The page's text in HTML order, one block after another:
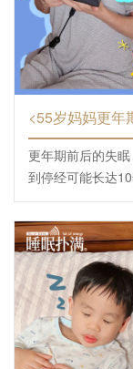
<55岁妈妈更年
更年期前后的失
到停经可能长达